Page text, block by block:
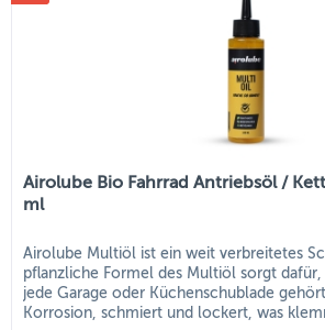
Airolube Bio Fahrrad Antriebsöl /
ml
Airolube Multiöl ist ein weit verbreitetes
pflanzliche Formel des Multiöl sorgt dafür,
jede Garage oder Küchenschublade
Korrosion, schmiert und lockert, was